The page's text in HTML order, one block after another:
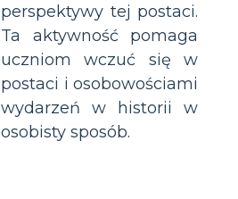
perspektywy tej postaci.
Ta aktywność pomaga
uczniom wczuć się w
postaci i osobowościami
wydarzeń w historii w
osobisty sposób.